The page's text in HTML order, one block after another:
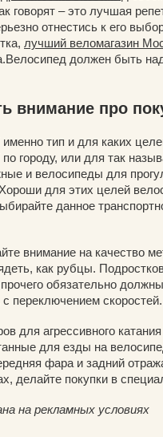
говорят – это лучшая
отнестись к его
лучший веломагазин
должен быть
внимание про
тип и для каких
городу, или для так
и велосипеды для
для этих целей
данное
внимание на качество
как рубцы.
прочего обязательно
переключением скоростей.
для агрессивного
для езды на
фара и задний
делайте покупки в
на рекламных условиях